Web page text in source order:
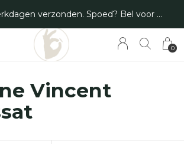
0
Binnen 1 a 2 werkdagen verzonden. Spoed? Bel voor de mogelijkheden.
Vincent